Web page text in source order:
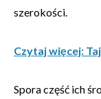
szerokości.
Czytaj więcej:
Spora część ich